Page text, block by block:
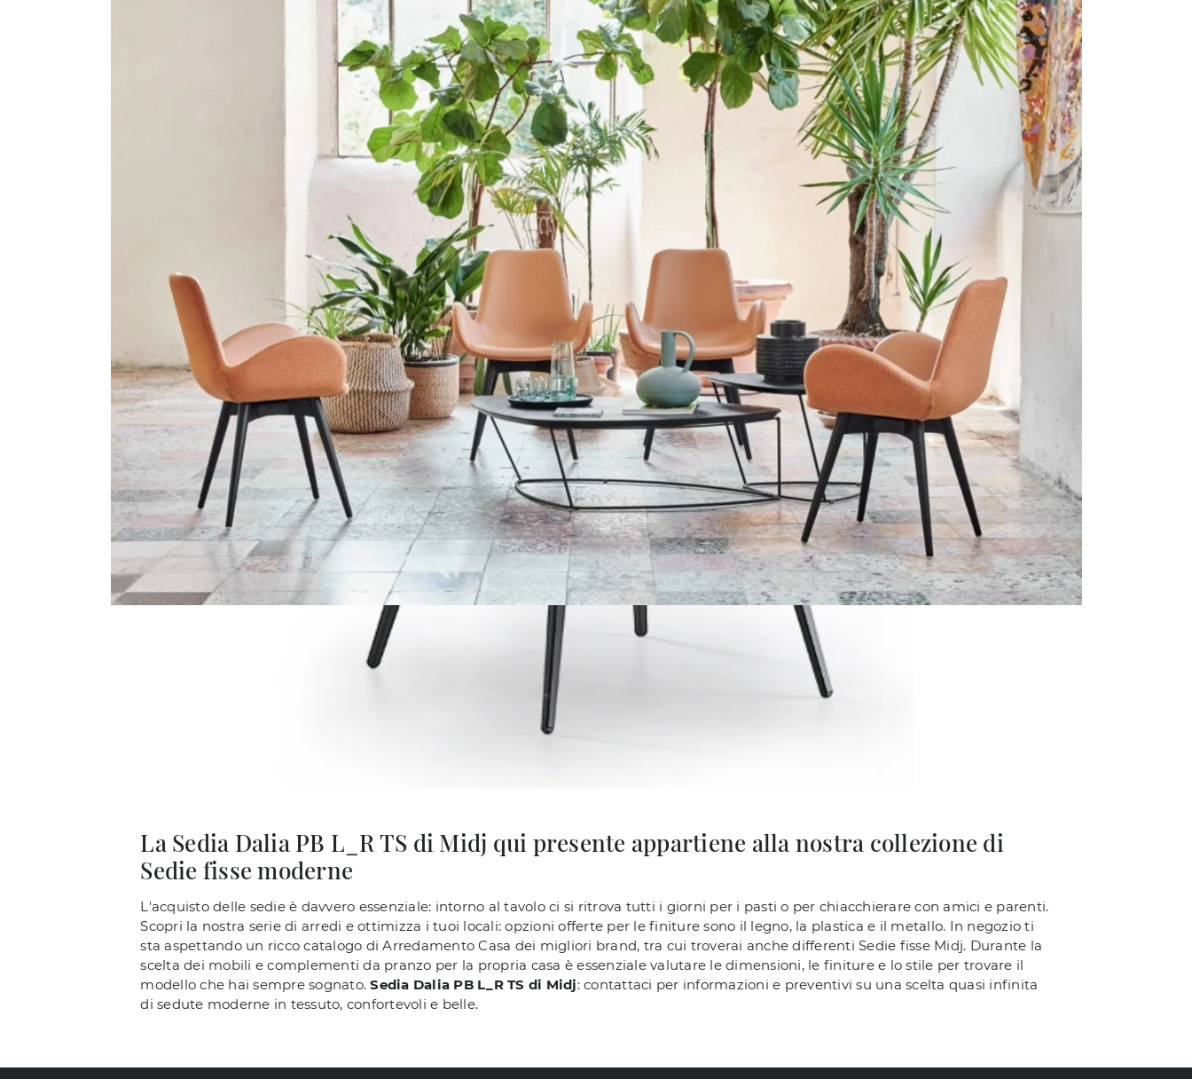
La Sedia Dalia PB L_R TS di Midj qui presente appartiene alla nostra collezione di
Sedie fisse moderne
L'acquisto delle sedie è davvero essenziale: intorno al tavolo ci si ritrova tutti i giorni per i pasti o per chiacchierare con amici e parenti.
Scopri la nostra serie di arredi e ottimizza i tuoi locali: opzioni offerte per le finiture sono il legno, la plastica e il metallo. In negozio ti
sta aspettando un ricco catalogo di Arredamento Casa dei migliori brand, tra cui troverai anche differenti Sedie fisse Midj. Durante la
scelta dei mobili e complementi da pranzo per la propria casa è essenziale valutare le dimensioni, le finiture e lo stile per trovare il
modello che hai sempre sognato.Sedia Dalia PB L_R TS di Midj: contattaci per informazioni e preventivi su una scelta quasi infinita
di sedute moderne in tessuto, confortevoli e belle.